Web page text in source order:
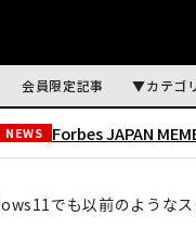
会員限定記事 カテゴ
NEWS Forbes JAPAN
でも以前のような